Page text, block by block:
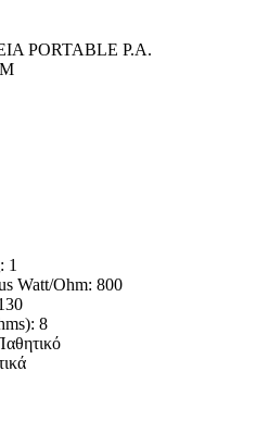
PORTABLE P.A.
1
Watt/Ohm: 800
8